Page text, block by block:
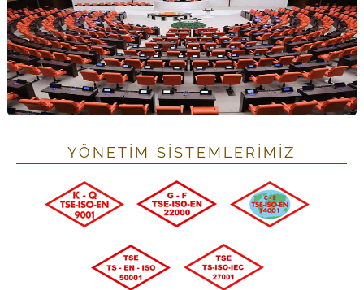
YÖNETİM SİSTEMLERİMİZ